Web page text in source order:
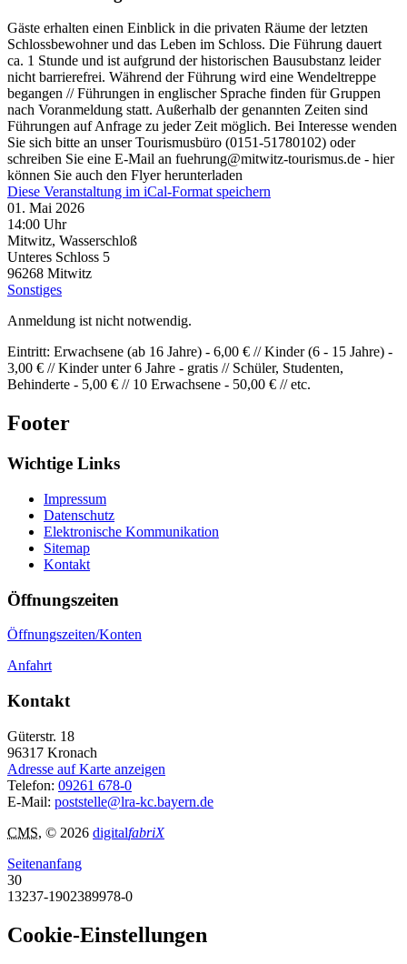
Gäste erhalten einen Einblick in die privaten Räume der letzten
Schlossbewohner und das Leben im Schloss. Die Führung dauert
ca. 1 Stunde und ist aufgrund der historischen Bausubstanz leider
nicht barrierefrei. Während der Führung wird eine Wendeltreppe
begangen // Führungen in englischer Sprache finden für Gruppen
nach Voranmeldung statt. Außerhalb der genannten Zeiten sind
Führungen auf Anfrage zu jeder Zeit möglich. Bei Interesse wenden
Sie sich bitte an unser Tourismusbüro (0151-51780102) oder
schreiben Sie eine E-Mail an fuehrung@mitwitz-tourismus.de - hier
können Sie auch den Flyer herunterladen
Diese Veranstaltung im iCal-Format speichern
01. Mai 2026
14:00 Uhr
Mitwitz, Wasserschloß
Unteres Schloss 5
96268 Mitwitz
Sonstiges
Anmeldung ist nicht notwendig.
Eintritt: Erwachsene (ab 16 Jahre) - 6,00 € // Kinder (6 - 15 Jahre) -
3,00 € // Kinder unter 6 Jahre - gratis // Schüler, Studenten,
Behinderte - 5,00 € // 10 Erwachsene - 50,00 € // etc.
Footer
Wichtige Links
Impressum
Datenschutz
Elektronische Kommunikation
Sitemap
Kontakt
Öffnungszeiten
Öffnungszeiten/Konten
Anfahrt
Kontakt
Güterstr. 18
96317 Kronach
Adresse auf Karte anzeigen
Telefon: 09261 678-0
E-Mail: poststelle@lra-kc.bayern.de
CMS, © 2026 digitalfabriX
Seitenanfang
30
13237-1902389978-0
Cookie-Einstellungen